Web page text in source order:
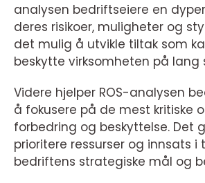
analysen bedriftseiere en
deres risikoer, muligheter og
det mulig å utvikle tiltak som
beskytte virksomheten på lang
Videre hjelper ROS-analysen
å fokusere på de mest kritiske
forbedring og beskyttelse. Det
prioritere ressurser og innsats i
bedriftens strategiske mål og